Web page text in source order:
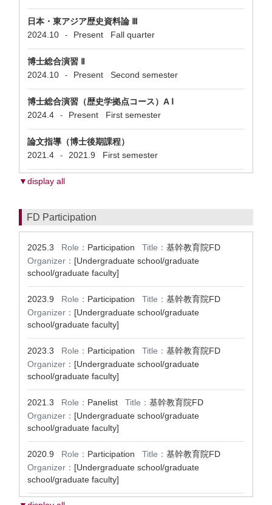
日本・東アジア歴史資料論 Ⅲ
2024.10
- Present Fall quarter
博士総合演習 Ⅱ
2024.10
- Present Second semester
博士総合演習（歴史学拠点コース）A Ⅰ
2024.4
- Present First semester
論文指導（博士後期課程）
2021.4
- 2021.9 First semester
▼display all
FD Participation
2025.3 Role： Participation Title： 基幹教育院FD
Organizer： [Undergraduate school/graduate
school/graduate faculty]
2023.9 Role： Participation Title： 基幹教育院FD
Organizer： [Undergraduate school/graduate
school/graduate faculty]
2023.3 Role： Participation Title： 基幹教育院FD
Organizer： [Undergraduate school/graduate
school/graduate faculty]
2021.3 Role： Panelist Title： 基幹教育院FD
Organizer： [Undergraduate school/graduate
school/graduate faculty]
2020.9 Role： Participation Title： 基幹教育院FD
Organizer： [Undergraduate school/graduate
school/graduate faculty]